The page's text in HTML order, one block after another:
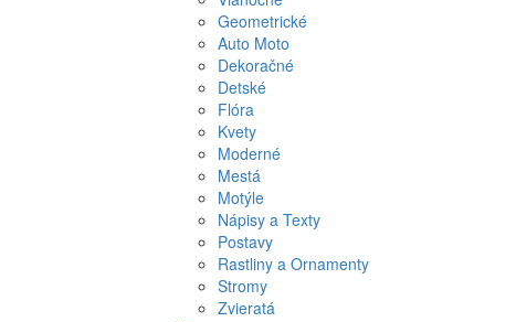
Geometrické
Auto Moto
Dekoračné
Detské
Flóra
Kvety
Moderné
Mestá
Motýle
Nápisy a Texty
Postavy
Rastliny a Ornamenty
Stromy
Zvieratá